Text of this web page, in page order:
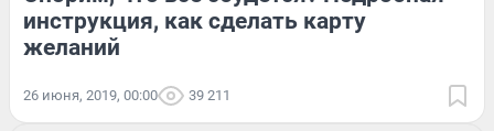
инструкция, как сделать карту
желаний
26 июня, 2019, 00:00 39 211